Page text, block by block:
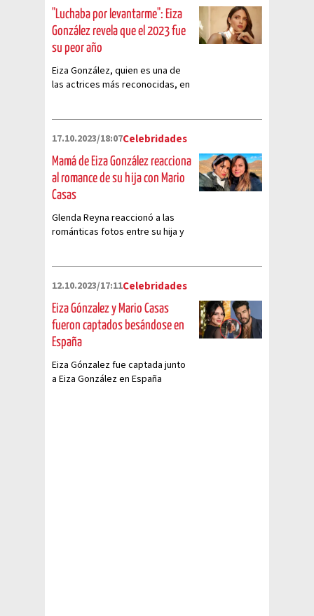
"Luchaba por levantarme": Eiza
González revela que el 2023 fue
su peor año
Eiza González, quien es una de
las actrices más reconocidas, en
17.10.2023/18:07Celebridades
Mamá de Eiza González reacciona
al romance de su hija con Mario
Casas
Glenda Reyna reaccionó a las
románticas fotos entre su hija y
12.10.2023/17:11Celebridades
Eiza Gónzalez y Mario Casas
fueron captados besándose en
España
Eiza Gónzalez fue captada junto
a Eiza González en España